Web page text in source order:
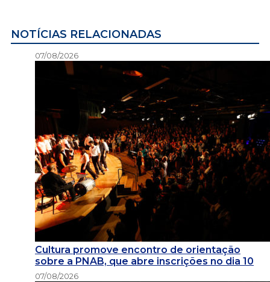
NOTÍCIAS RELACIONADAS
07/08/2026
Cultura promove encontro de orientação
sobre a PNAB, que abre inscrições no dia 10
07/08/2026